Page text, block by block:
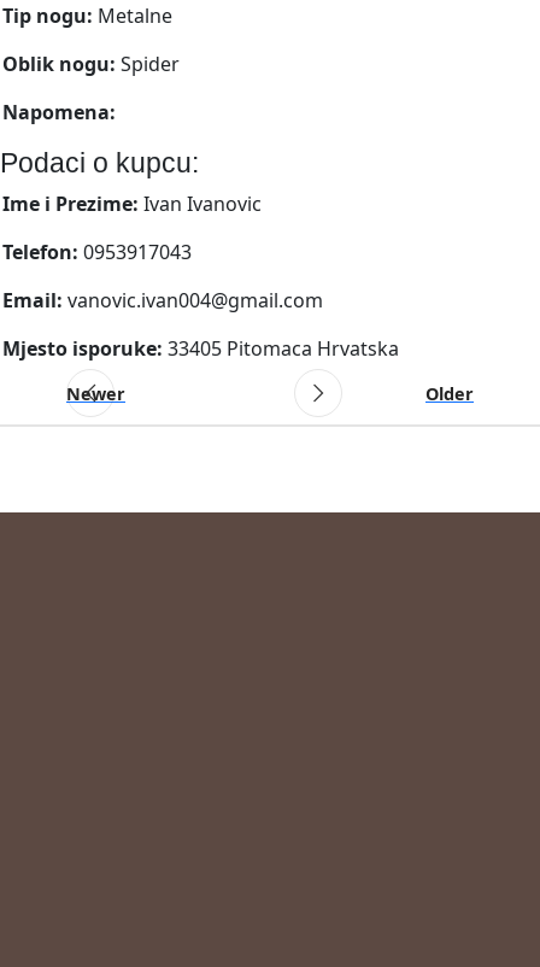
Tip nogu: Metalne
Oblik nogu: Spider
Napomena:
Podaci o kupcu:
Ime i Prezime: Ivan Ivanovic
Telefon: 0953917043
Email: vanovic.ivan004@gmail.com
Mjesto isporuke: 33405 Pitomaca Hrvatska
Newer Older